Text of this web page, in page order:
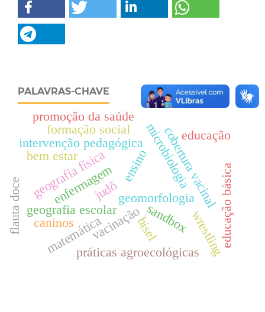
PALAVRAS-CHAVE
geografia física geomorfologia
geografia escolar sandbox
cobertura vacinal
enfermagem
vacinação
microbiologia
intervenção pedagógica
ensino educação básica
bisel
flauta doce
matemáticapráticas agroecológicas
bem estar
educação
judô
wrestling
formação social
promoção da saúde
caninos